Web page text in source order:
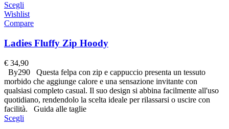
Scegli
Wishlist
Compare
Ladies Fluffy Zip Hoody
€ 34,90
By290 Questa felpa con zip e cappuccio presenta un tessuto
morbido che aggiunge calore e una sensazione invitante con
qualsiasi completo casual. Il suo design si abbina facilmente all'uso
quotidiano, rendendolo la scelta ideale per rilassarsi o uscire con
facilità. Guida alle taglie
Scegli